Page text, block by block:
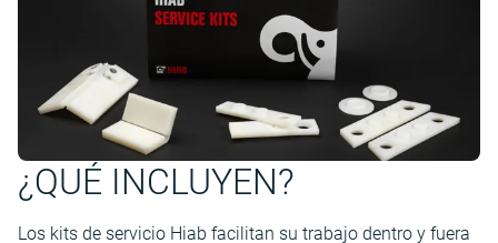
¿QUÉ INCLUYEN?
Los kits de servicio Hiab facilitan su trabajo dentro y fuera